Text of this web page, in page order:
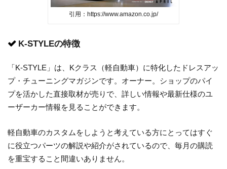
引用：https://www.amazon.co.jp/
K-STYLEの特徴
「K-STYLE」は、Kクラス（軽自動車）に特化したドレスアッ
プ・チューニングマガジンです。オーナー。ショップのパイ
プを活かした直接取材が売りで、詳しい情報や最新仕様のユ
ーザーカー情報を見ることができます。
軽自動車のカスタムをしようと考えている方にとってはすぐ
に役立つパーツの解説や紹介がされているので、毎月の購読
を重宝すること間違いありません。